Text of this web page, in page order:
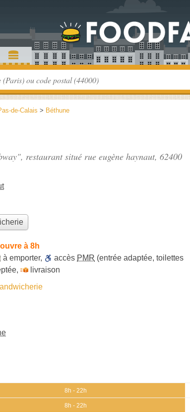
de-Calais > Béthune
restaurant situé rue eugène haynaut, 62400
à 8h
à emporter, accès PMR (entrée adaptée, toilettes
,
livraison
8h - 22h
8h - 22h